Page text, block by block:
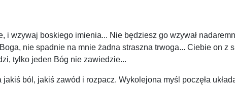
i wzywaj boskiego imienia... Nie będziesz go wzywał
nie spadnie na mnie żadna straszna trwoga... Ciebie on z
tylko jeden Bóg nie zawiedzie...
ból, jakiś zawód i rozpacz. Wykolejona myśl poczęła